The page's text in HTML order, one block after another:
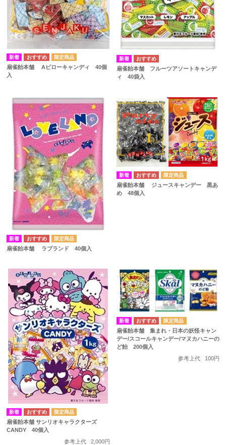
扇雀飴本舗 Aピローキャンディ 40個
入
扇雀飴本舗 フルーツアソートキャンデ
ィ 40袋入
扇雀飴本舗 ラブランド 40個入
扇雀飴本舗 ジュースキャンデー 黒あ
め 48個入
扇雀飴本舗 サンリオキャラクターズ
CANDY 40個入
参考上代
2,000円
扇雀飴本舗 集まれ・日本の妖怪キャン
デー/スコールキャンデー/マヌカハニーの
ど飴 200個入
参考上代
100円